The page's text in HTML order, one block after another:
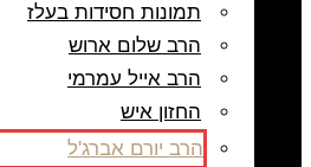
תמונות חסידות בעלז
הרב שלום ארוש
הרב אייל עמרמי
החזון איש
הרב יורם אברג'ל